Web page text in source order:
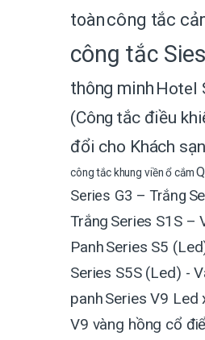
toàncông tắc
công tắc
thông minh Hotel
(Công tắc điều
đổi cho Khách
công tắc khung viền ổ cắm
Series G3 – Trắng
Trắng Series S1S –
PanhSeries S5
Series S5S (Led) -
panhSeries V9 Led
V9 vàng hồng cổ